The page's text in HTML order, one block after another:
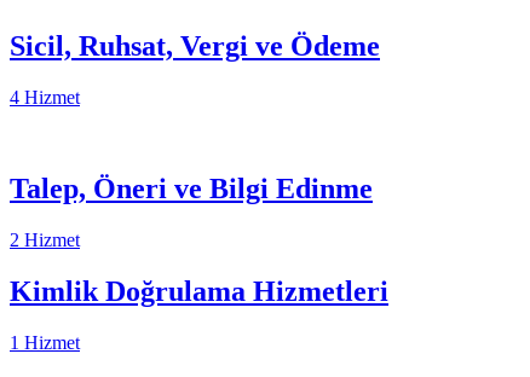
Sicil, Ruhsat, Vergi ve Ödeme
4 Hizmet
Talep, Öneri ve Bilgi Edinme
2 Hizmet
Kimlik Doğrulama Hizmetleri
1 Hizmet